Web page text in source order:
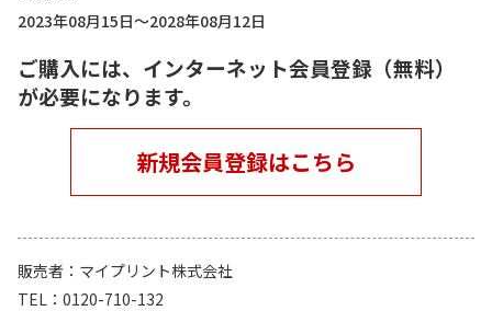
2023年08月15日～2028年08月12日
ご購入には、インターネット会員登録（無料）
が必要になります。
新規会員登録はこちら
販売者
マイプリント株式会社
TEL
0120-710-132